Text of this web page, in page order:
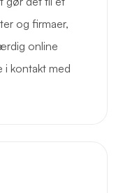
og firmaer,
online
kontakt med